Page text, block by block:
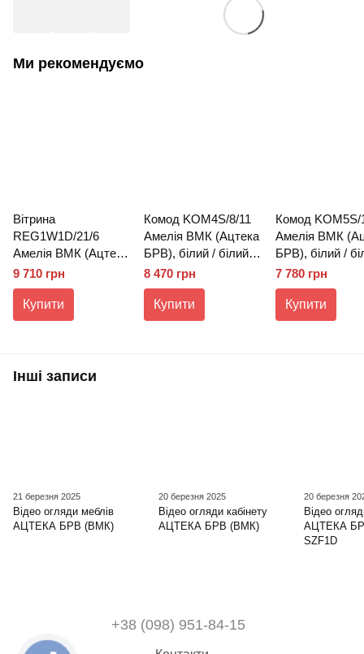
Ми рекомендуємо
Вітрина
REG1W1D/21/6
Амелія ВМК (Ацтека
БРВ), білий / білий
глянець
9 710 грн
Купити
Комод KOM4S/8/11
Амелія ВМК (Ацтека
БРВ), білий / білий
глянець
8 470 грн
Купити
Комод KOM5S/
Амелія ВМК
БРВ), білий /
глянець
7 780 грн
Купити
Інші записи
21 березня 2025
Відео огляди меблів
АЦТЕКА БРВ (ВМК)
20 березня 2025
Відео огляди кабінету
АЦТЕКА БРВ (ВМК)
20 березня
Відео
АЦТЕКА
SZF1D
+38 (098) 951-84-15